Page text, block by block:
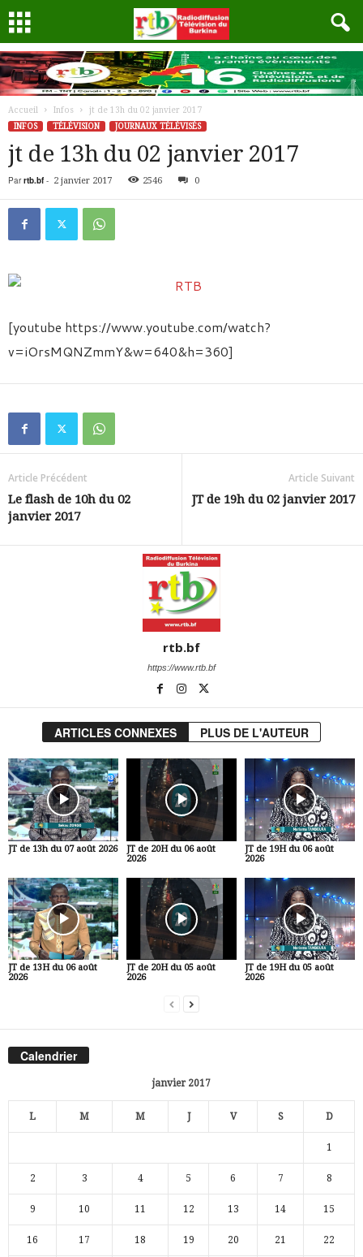
Accueil Infos
jt de 13h du 02 janvier 2017
INFOS
TÉLÉVISION JOURNAUX TÉLÉVISÉS
jt de 13h du 02 janvier 2017
Par rtb.bf- 2 janvier 2017 2546 0
[youtube https://www.youtube.com/watch?
v=iOrsMQNZmmY&w=640&h=360]
Article Précédent
Le flash de 10h du 02
janvier 2017
Article Suivant
JT de 19h du 02 janvier 2017
rtb.bf
https://www.rtb.bf
ARTICLES CONNEXES PLUS DE L'AUTEUR
JT de 13h du 07 août 2026
JT de 20H du 06 août
2026
JT de 19H du 06 août
2026
JT de 13H du 06 août
2026
JT de 20H du 05 août
2026
JT de 19H du 05 août
2026
Calendrier
janvier 2017
L M M J V S D
1
2 3 4 5 6 7 8
9 10 11 12 13 14 15
16 17 18 19 20 21 22